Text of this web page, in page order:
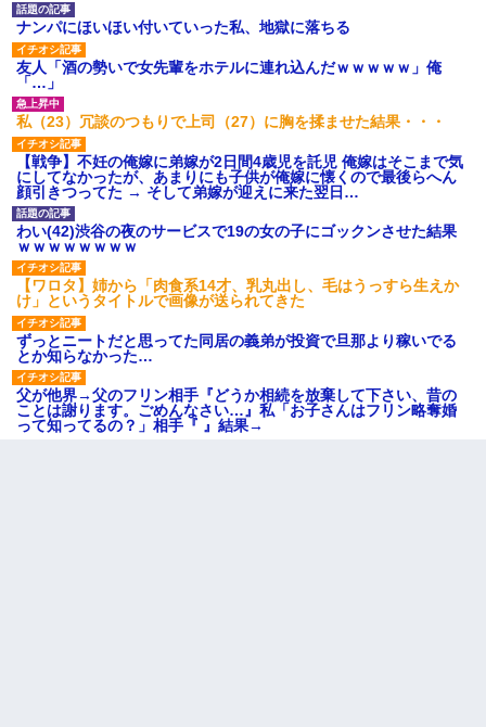
【悲報】佐藤輝明・・・２軍
でも盛大にやらかす←あまり悲
しませないでくれ
ナンパにほいほい付いていった私、地獄に落ちる
友人「酒の勢いで女先輩をホテルに連れ込んだｗｗｗｗｗ」俺
「…」
私（23）冗談のつもりで上司（27）に胸を揉ませた結果・・・
【戦争】不妊の俺嫁に弟嫁が2日間4歳児を託児 俺嫁はそこまで気
にしてなかったが、あまりにも子供が俺嫁に懐くので最後らへん
顔引きつってた → そして弟嫁が迎えに来た翌日…
わい(42)渋谷の夜のサービスで19の女の子にゴックンさせた結果
ｗｗｗｗｗｗｗｗ
【ワロタ】姉から「肉食系14才、乳丸出し、毛はうっすら生えか
け」というタイトルで画像が送られてきた
ずっとニートだと思ってた同居の義弟が投資で旦那より稼いでる
とか知らなかった…
父が他界→父のフリン相手『どうか相続を放棄して下さい、昔の
ことは謝ります。ごめんなさい…』私「お子さんはフリン略奪婚
って知ってるの？」相手『 』結果→